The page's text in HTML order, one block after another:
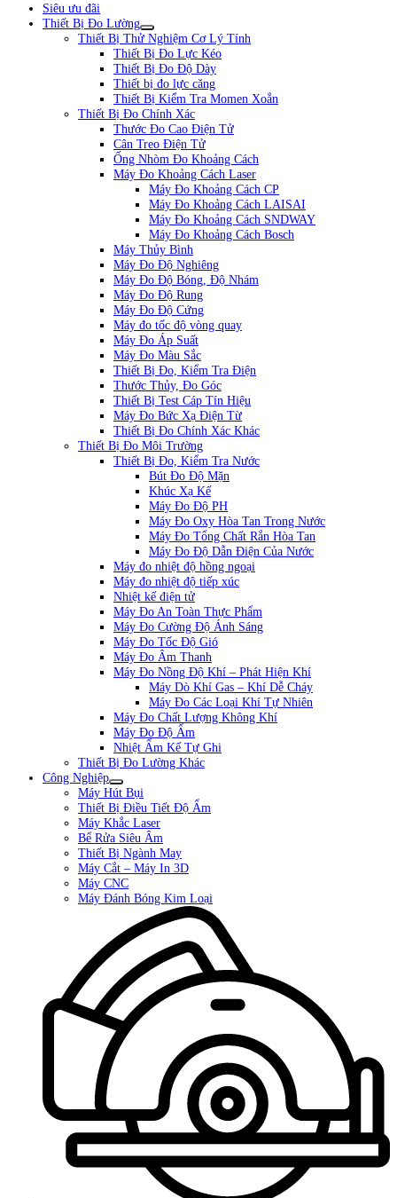
Siêu ưu đãi
Thiết Bị Đo Lường
Thiết Bị Thử Nghiệm Cơ Lý Tính
Thiết Bị Đo Lực Kéo
Thiết Bị Đo Độ Dày
Thiết bị đo lực căng
Thiết Bị Kiểm Tra Momen Xoắn
Thiết Bị Đo Chính Xác
Thước Đo Cao Điện Tử
Cân Treo Điện Tử
Ống Nhòm Đo Khoảng Cách
Máy Đo Khoảng Cách Laser
Máy Đo Khoảng Cách CP
Máy Đo Khoảng Cách LAISAI
Máy Đo Khoảng Cách SNDWAY
Máy Đo Khoảng Cách Bosch
Máy Thủy Bình
Máy Đo Độ Nghiêng
Máy Đo Độ Bóng, Độ Nhám
Máy Đo Độ Rung
Máy Đo Độ Cứng
Máy đo tốc độ vòng quay
Máy Đo Áp Suất
Máy Đo Màu Sắc
Thiết Bị Đo, Kiểm Tra Điện
Thước Thủy, Đo Góc
Thiết Bị Test Cáp Tín Hiệu
Máy Đo Bức Xạ Điện Từ
Thiết Bị Đo Chính Xác Khác
Thiết Bị Đo Môi Trường
Thiết Bị Đo, Kiểm Tra Nước
Bút Đo Độ Mặn
Khúc Xạ Kế
Máy Đo Độ PH
Máy Đo Oxy Hòa Tan Trong Nước
Máy Đo Tổng Chất Rắn Hòa Tan
Máy Đo Độ Dẫn Điện Của Nước
Máy đo nhiệt độ hồng ngoại
Máy đo nhiệt độ tiếp xúc
Nhiệt kế điện tử
Máy Đo An Toàn Thực Phẩm
Máy Đo Cường Độ Ánh Sáng
Máy Đo Tốc Độ Gió
Máy Đo Âm Thanh
Máy Đo Nồng Độ Khí – Phát Hiện Khí
Máy Dò Khí Gas – Khí Dễ Cháy
Máy Đo Các Loại Khí Tự Nhiên
Máy Đo Chất Lượng Không Khí
Máy Đo Độ Ẩm
Nhiệt Ẩm Kế Tự Ghi
Thiết Bị Đo Lường Khác
Công Nghiệp
Máy Hút Bụi
Thiết Bị Điều Tiết Độ Ẩm
Máy Khắc Laser
Bể Rửa Siêu Âm
Thiết Bị Ngành May
Máy Cắt – Máy In 3D
Máy CNC
Máy Đánh Bóng Kim Loại